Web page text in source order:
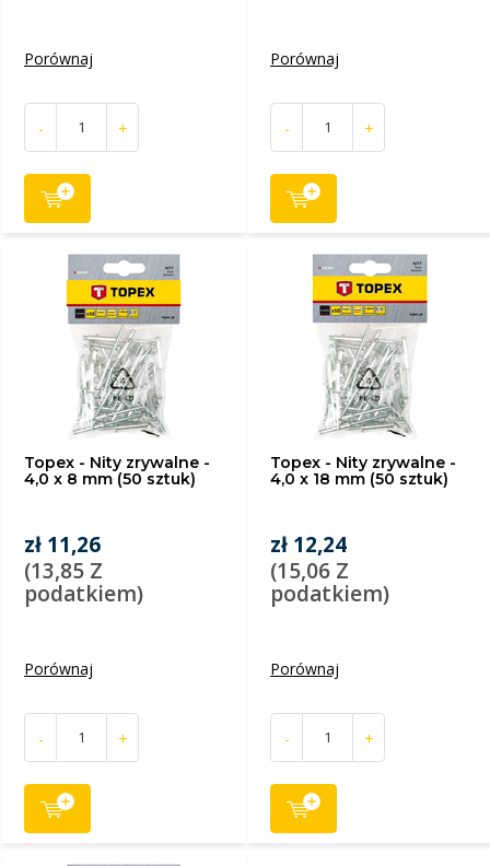
Porównaj
- +
Porównaj
- +
Topex - Nity zrywalne -
4,0 x 8 mm (50 sztuk)
zł 11,26
(13,85 Z
podatkiem)
Porównaj
- +
Topex - Nity zrywalne -
4,0 x 18 mm (50 sztuk)
zł 12,24
(15,06 Z
podatkiem)
Porównaj
- +